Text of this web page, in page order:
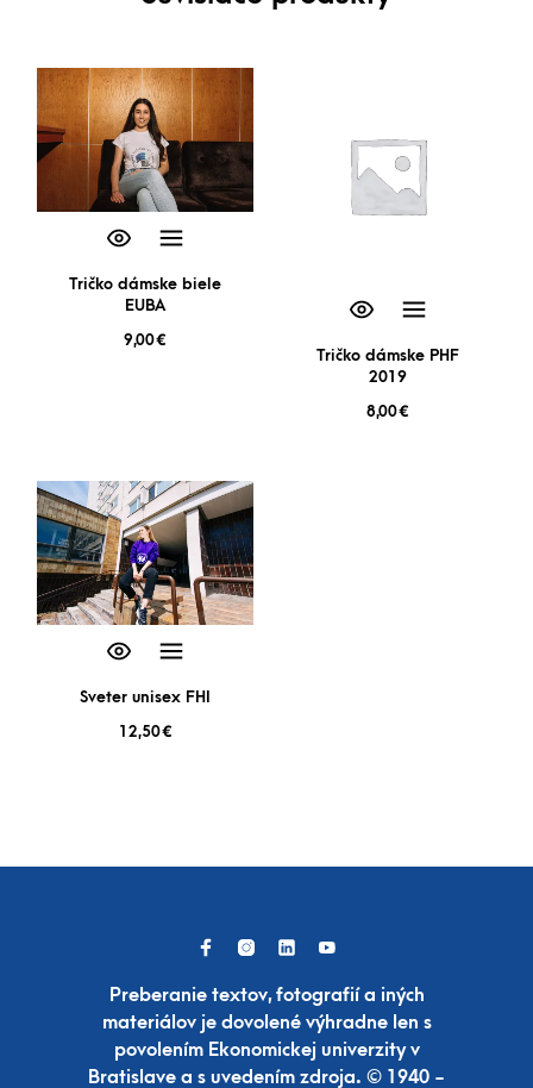
Tričko dámske biele
EUBA
9,00€
Tričko dámske PHF
2019
8,00€
Sveter unisex FHI
12,50€
Preberanie textov, fotografií a iných
materiálov je dovolené výhradne len s
povolením Ekonomickej univerzity v
Bratislave a s uvedením zdroja. © 1940 -